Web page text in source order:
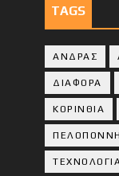
TAGS
ΑΝΔΡΑΣ
ΔΙΑΦΟΡΑ
ΚΟΡΙΝΘΙA
ΤΕΧΝΟΛΟΓΙΑ